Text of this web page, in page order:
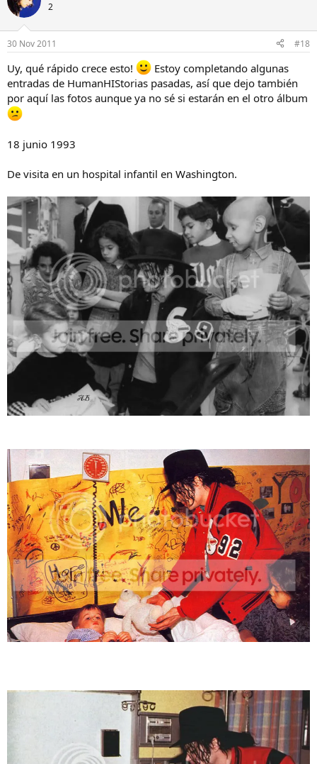
2
30 Nov 2011 #18
Uy, qué rápido crece esto!
Estoy completando algunas
entradas de HumanHIStorias pasadas, así que dejo también
por aquí las fotos aunque ya no sé si estarán en el otro álbum
18 junio 1993
De visita en un hospital infantil en Washington.